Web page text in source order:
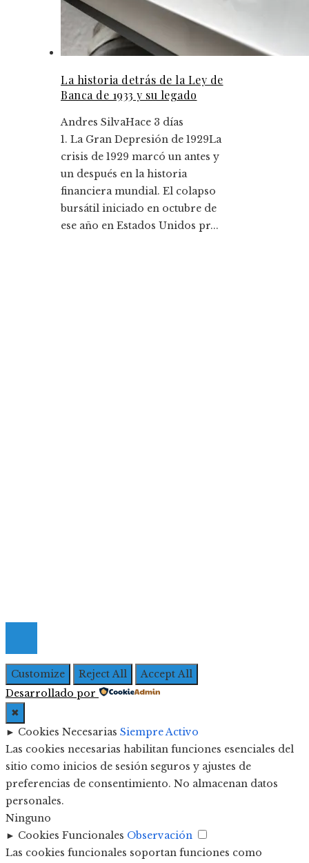
La historia detrás de la Ley de
Banca de 1933 y su legado
Andres SilvaHace 3 días
1. La Gran Depresión de 1929La
crisis de 1929 marcó un antes y
un después en la historia
financiera mundial. El colapso
bursátil iniciado en octubre de
ese año en Estados Unidos pr...
Customize Reject All
Accept All
Desarrollado por
✖
► Cookies Necesarias Siempre Activo
Las cookies necesarias habilitan funciones esenciales del
sitio como inicios de sesión seguros y ajustes de
preferencias de consentimiento. No almacenan datos
personales.
Ninguno
► Cookies Funcionales Observación
Las cookies funcionales soportan funciones como